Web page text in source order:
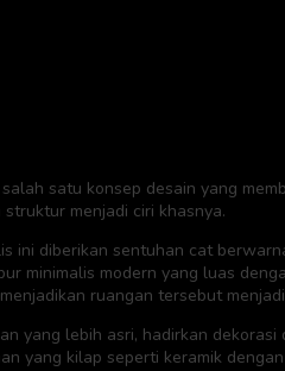
dengan Konsep
satu konsep desain yang
menjadi ciri khasnya.
ini diberikan sentuhan cat
minimalis modern yang luas
ruangan tersebut
yang lebih asri, hadirkan
yang kilap seperti keramik